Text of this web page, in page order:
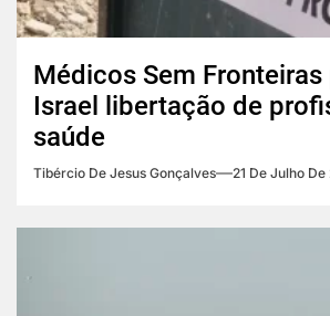
Médicos Sem Fronteiras
Israel libertação de
saúde
Tibércio De Jesus Gonçalves 21 De Julho